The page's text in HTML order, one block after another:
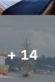
+ 14